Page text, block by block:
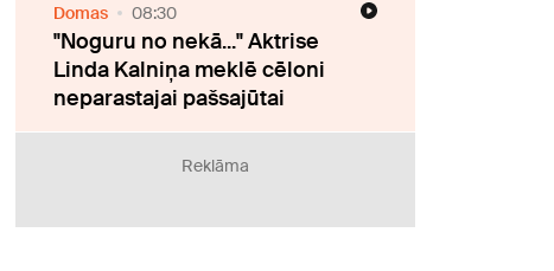
Domas 08:30
"Noguru no nekā..." Aktrise
Linda Kalniņa meklē cēloni
neparastajai pašsajūtai
Reklāma